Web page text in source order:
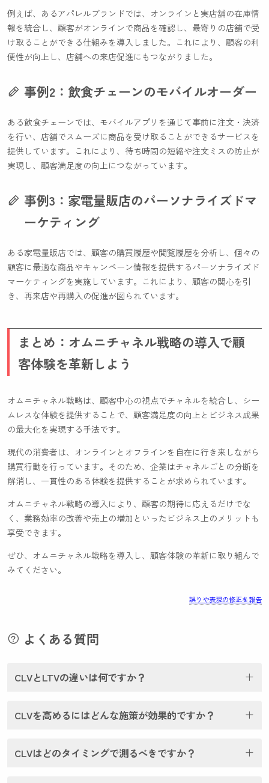
例えば、あるアパレルブランドでは、オンラインと実店舗の在庫情
報を統合し、顧客がオンラインで商品を確認し、最寄りの店舗で受
け取ることができる仕組みを導入しました。これにより、顧客の利
便性が向上し、店舗への来店促進にもつながりました。
事例2：飲食チェーンのモバイルオーダー
ある飲食チェーンでは、モバイルアプリを通じて事前に注文・決済
を行い、店舗でスムーズに商品を受け取ることができるサービスを
提供しています。これにより、待ち時間の短縮や注文ミスの防止が
実現し、顧客満足度の向上につながっています。
事例3：家電量販店のパーソナライズドマ
ーケティング
ある家電量販店では、顧客の購買履歴や閲覧履歴を分析し、個々の
顧客に最適な商品やキャンペーン情報を提供するパーソナライズド
マーケティングを実施しています。これにより、顧客の関心を引
き、再来店や再購入の促進が図られています。
まとめ：オムニチャネル戦略の導入で顧
客体験を革新しよう
オムニチャネル戦略は、顧客中心の視点でチャネルを統合し、シー
ムレスな体験を提供することで、顧客満足度の向上とビジネス成果
の最大化を実現する手法です。
現代の消費者は、オンラインとオフラインを自在に行き来しながら
購買行動を行っています。そのため、企業はチャネルごとの分断を
解消し、一貫性のある体験を提供することが求められています。
オムニチャネル戦略の導入により、顧客の期待に応えるだけでな
く、業務効率の改善や売上の増加といったビジネス上のメリットも
享受できます。
ぜひ、オムニチャネル戦略を導入し、顧客体験の革新に取り組んで
みてください。
誤りや表現の修正を報告
よくある質問
CLVとLTVの違いは何ですか？
CLVを高めるにはどんな施策が効果的ですか？
CLVはどのタイミングで測るべきですか？